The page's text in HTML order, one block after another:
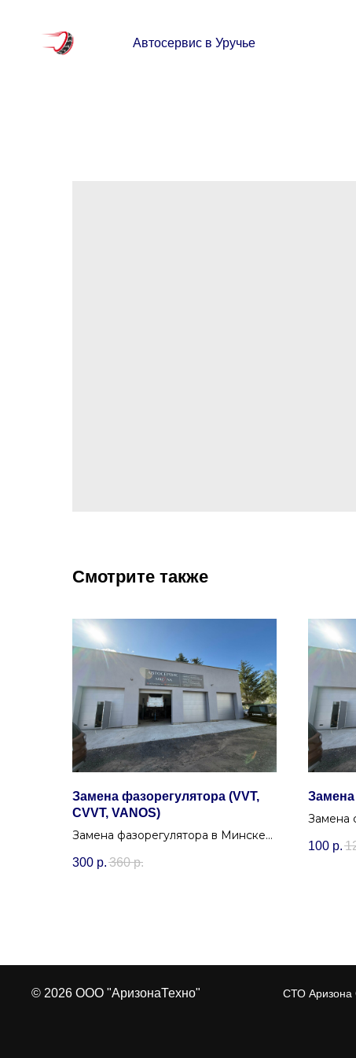
Автосервис в Уручье
Смотрите также
Замена фазорегулятора (VVT,
CVVT, VANOS)
Замена фазорегулятора в Минске
холодную и вернет эластичность
300 р. 360 р.
Замена
Замена
масла
100 р.
© 2026 ООО "АризонаТехно"
СТО Аризона